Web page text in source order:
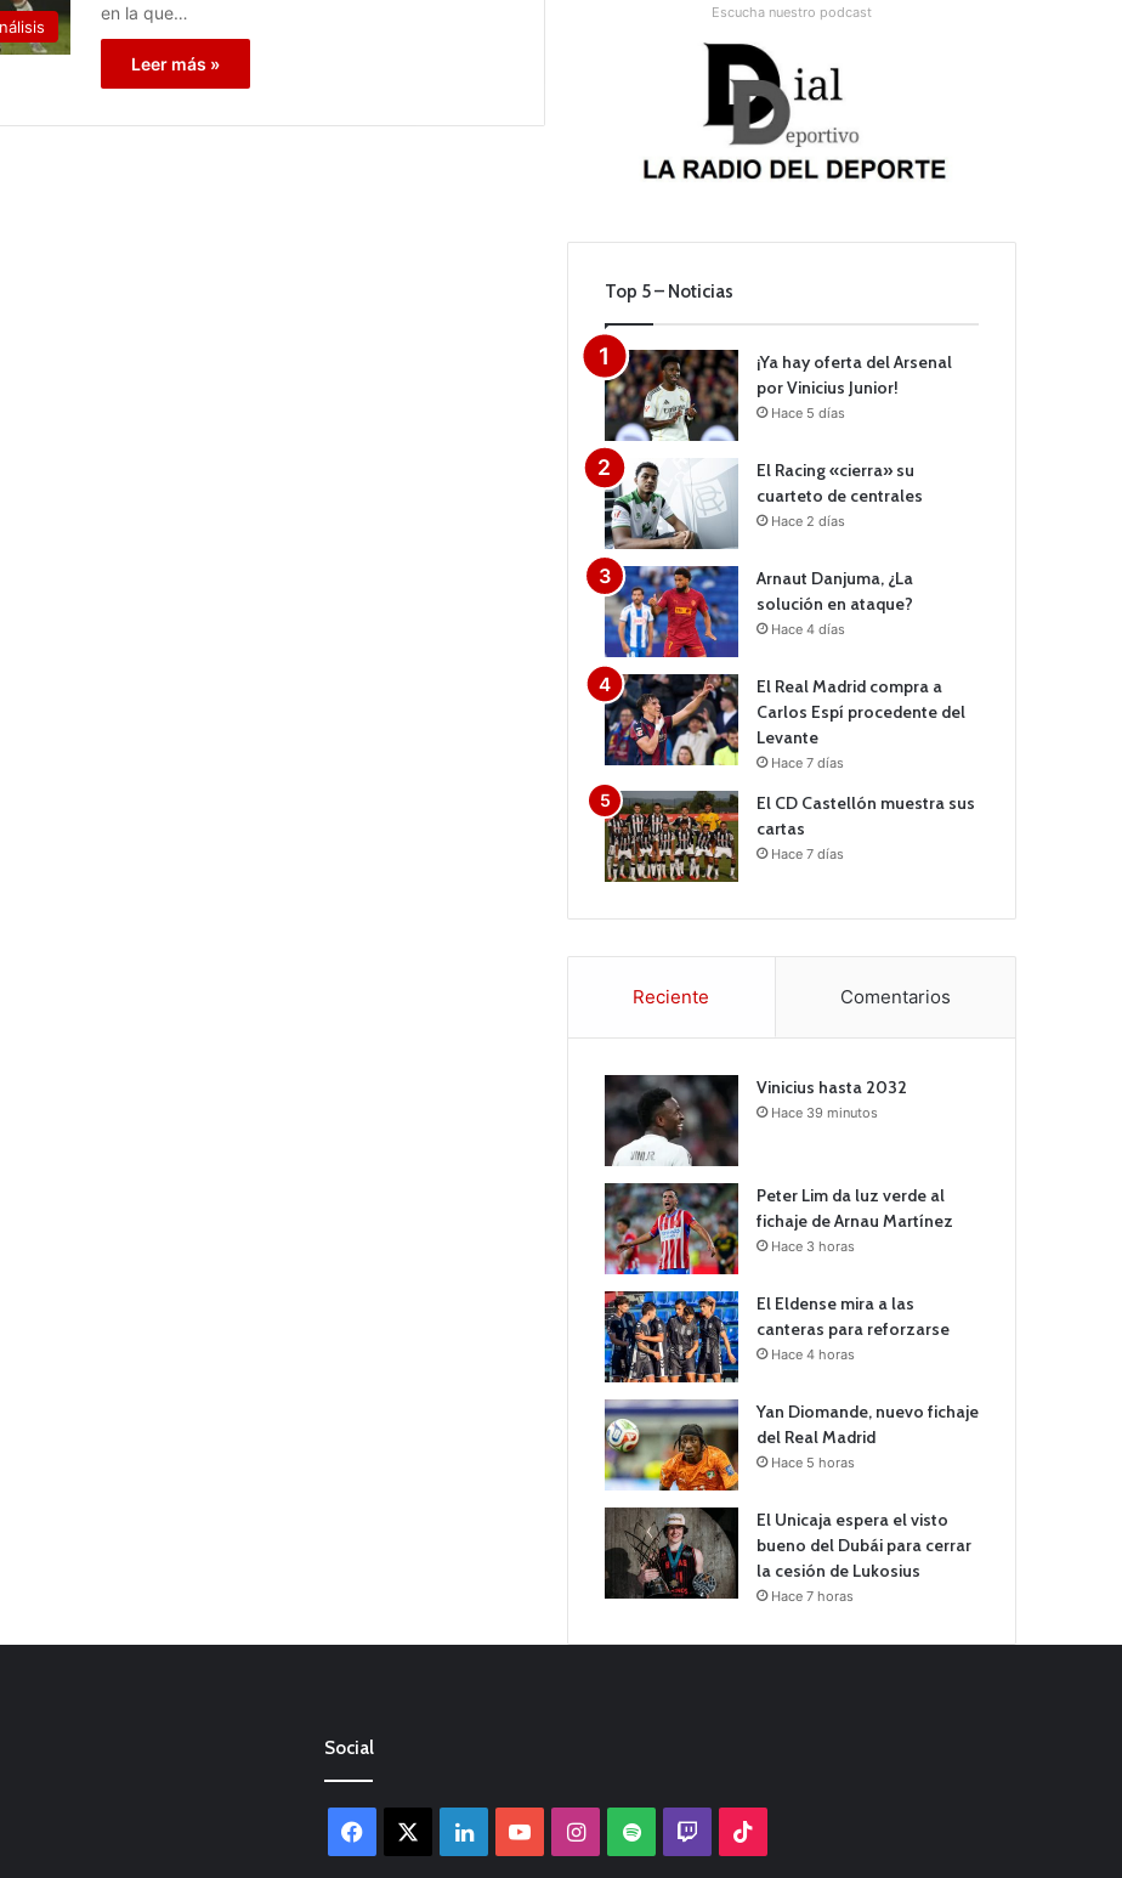
en la que…
Leer más »
Escucha nuestro podcast
Top 5 – Noticias
¡Ya hay oferta del Arsenal
por Vinicius Junior!
Hace 5 días
El Racing «cierra» su
cuarteto de centrales
Hace 2 días
Arnaut Danjuma, ¿La
solución en ataque?
Hace 4 días
El Real Madrid compra a
Carlos Espí procedente del
Levante
Hace 7 días
El CD Castellón muestra sus
cartas
Hace 7 días
Reciente Comentarios
Vinicius hasta 2032
Hace 39 minutos
Peter Lim da luz verde al
fichaje de Arnau Martínez
Hace 3 horas
El Eldense mira a las
canteras para reforzarse
Hace 4 horas
Yan Diomande, nuevo fichaje
del Real Madrid
Hace 5 horas
El Unicaja espera el visto
bueno del Dubái para cerrar
la cesión de Lukosius
Hace 7 horas
Social
Facebook LinkedInYouTubeInstagram
Spotify Twitch